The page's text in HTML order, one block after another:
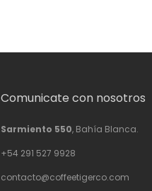
Comunicate con nosotros
Sarmiento 550, Bahía Blanca.
+54 291 527 9928
contacto@coffeetigerco.com